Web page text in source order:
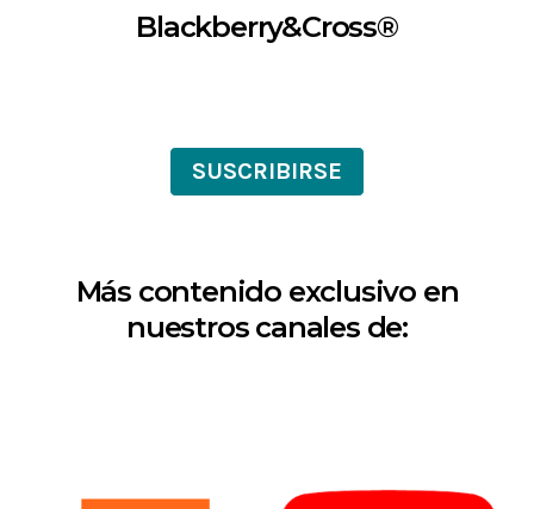
Blackberry&Cross®
SUSCRIBIRSE
Más contenido exclusivo en
nuestros canales de: